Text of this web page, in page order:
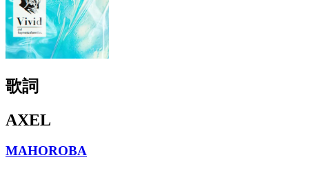
歌詞
AXEL
MAHOROBA